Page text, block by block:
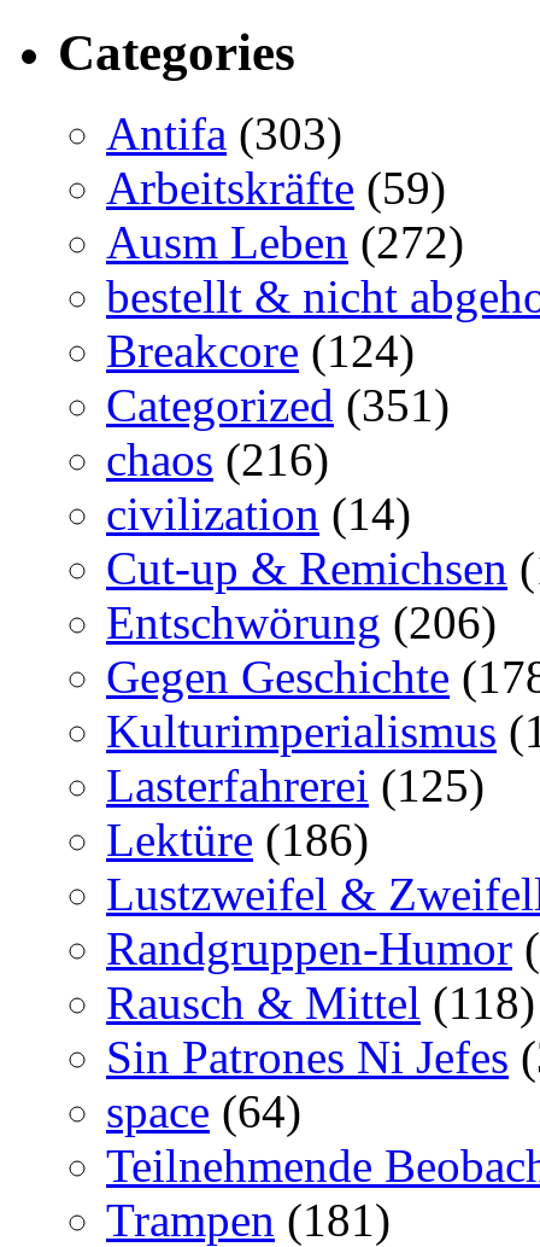
Categories
Antifa (303)
Arbeitskräfte (59)
Ausm Leben (272)
bestellt & nicht
Breakcore (124)
Categorized (351)
chaos (216)
civilization (14)
Cut-up & Remichsen
Entschwörung (206)
Gegen Geschichte
Kulturimperialismus
Lasterfahrerei (125)
Lektüre (186)
Lustzweifel &
Randgruppen-Humor
Rausch & Mittel (118)
Sin Patrones Ni Jefes
space (64)
Teilnehmende
Trampen (181)